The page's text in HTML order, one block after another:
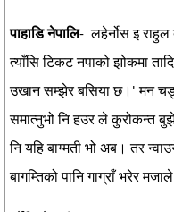
पाहाडि नेपालि- लहेर्नोस इ राहुल
त्याँसि टिकट नपाको झोकमा
उखान सम्झेर बसिया छ।' मन
समात्नुभो नि हउर ले कुरोकन्त
नि यहि बाग्मती भो अब। तर
बागम्तिको पानि गाग्राँ भरेर